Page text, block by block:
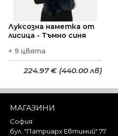
Луксозна наметка от
лисица - Тъмно синя
+ 9 цвята
Добави в кошницата
224.97 € (440.00 лв)
МАГАЗИНИ
София
бул. "Патриарх Евтимий" 77